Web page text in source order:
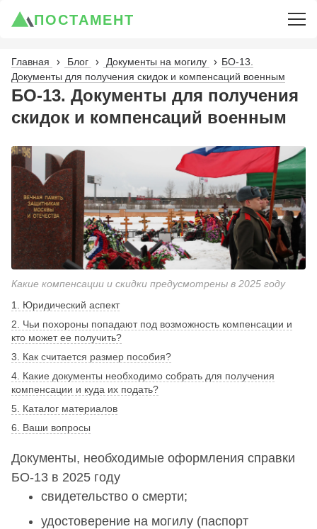
ПОСТАМЕНТ
Главная Блог Документы на могилу
БО-13.
Документы для получения скидок и компенсаций военным
БО-13. Документы для получения
скидок и компенсаций военным
Какие компенсации и скидки предусмотрены в 2025 году
1. Юридический аспект
2. Чьи похороны попадают под возможность компенсации и
кто может ее получить?
3. Как считается размер пособия?
4. Какие документы необходимо собрать для получения
компенсации и куда их подать?
5. Каталог материалов
6. Ваши вопросы
Документы, необходимые оформления справки
БО-13 в 2025 году
свидетельство о смерти;
удостоверение на могилу (паспорт